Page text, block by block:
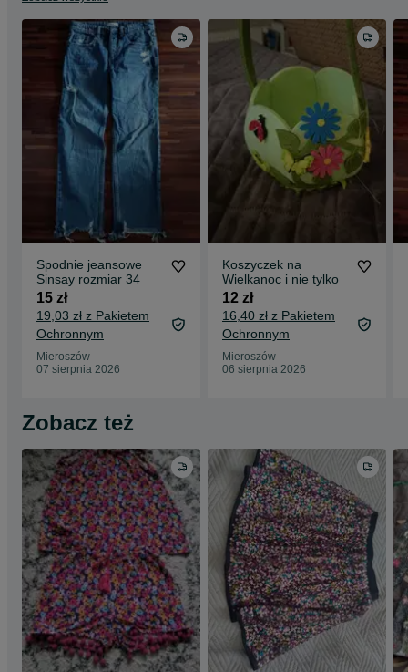
Spodnie jeansowe
Sinsay rozmiar 34
15 zł
19,03 zł z Pakietem
Ochronnym
Mieroszów
07 sierpnia 2026
Koszyczek na
Wielkanoc i nie tylko
12 zł
16,40 zł z Pakietem
Ochronnym
Mieroszów
06 sierpnia 2026
Zobacz też